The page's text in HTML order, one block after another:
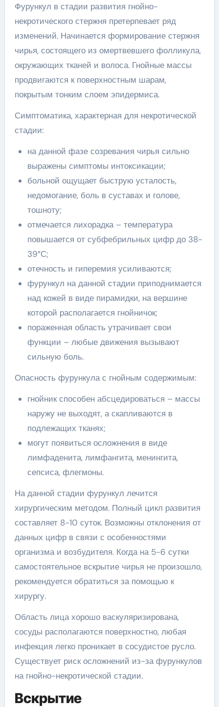
Фурункул в стадии развития гнойно-
некротического стержня претерпевает ряд
изменений. Начинается формирование стержня
чирья, состоящего из омертвевшего фолликула,
окружающих тканей и волоса. Гнойные массы
продвигаются к поверхностным шарам,
покрытым тонким слоем эпидермиса.
Симптоматика, характерная для некротической
стадии:
на данной фазе созревания чирья сильно
выражены симптомы интоксикации;
больной ощущает быструю усталость,
недомогание, боль в суставах и голове,
тошноту;
отмечается лихорадка – температура
повышается от субфебрильных цифр до 38-
39°С;
отечность и гиперемия усиливаются;
фурункул на данной стадии приподнимается
над кожей в виде пирамидки, на вершине
которой располагается гнойничок;
пораженная область утрачивает свои
функции – любые движения вызывают
сильную боль.
Опасность фурункула с гнойным содержимым:
гнойник способен абсцедироваться – массы
наружу не выходят, а скапливаются в
подлежащих тканях;
могут появиться осложнения в виде
лимфаденита, лимфангита, менингита,
сепсиса, флегмоны.
На данной стадии фурункул лечится
хирургическим методом. Полный цикл развития
составляет 8-10 суток. Возможны отклонения от
данных цифр в связи с особенностями
организма и возбудителя. Когда на 5-6 сутки
самостоятельное вскрытие чирья не произошло,
рекомендуется обратиться за помощью к
хирургу.
Область лица хорошо васкуляризирована,
сосуды располагаются поверхностно, любая
инфекция легко проникает в сосудистое русло.
Существует риск осложнений из-за фурункулов
на гнойно-некротической стадии.
Вскрытие